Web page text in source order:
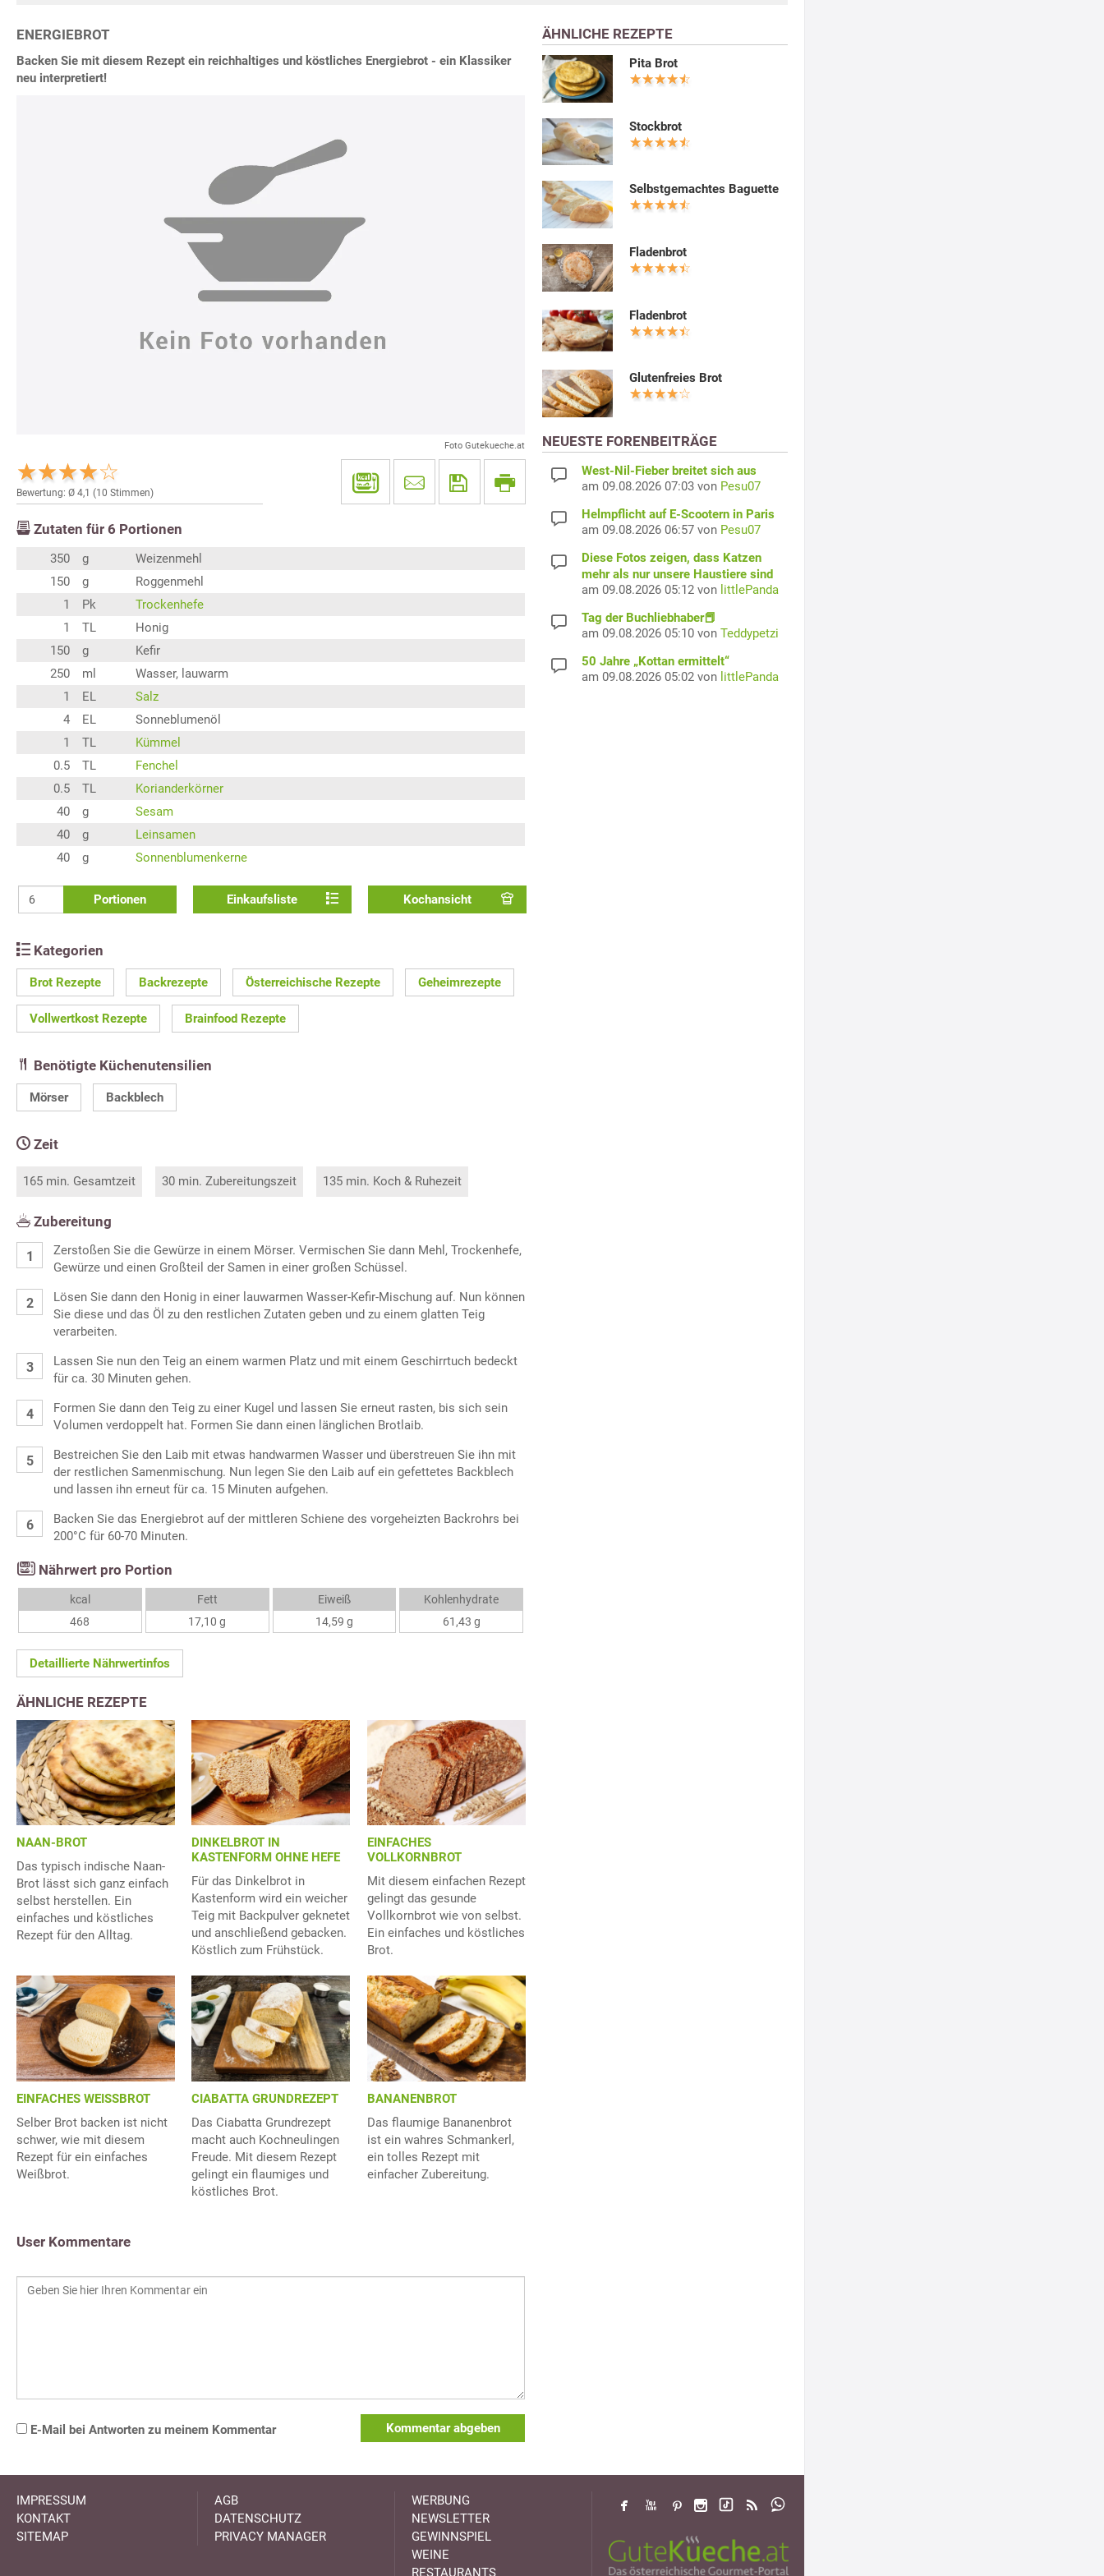
ENERGIEBROT
Backen Sie mit diesem Rezept ein reichhaltiges und köstliches Energiebrot - ein Klassiker
neu interpretiert!
Foto Gutekueche.at
Bewertung: Ø 4,1 (10 Stimmen)
Zutaten für 6 Portionen
350 g
Weizenmehl
150
g
Roggenmehl
1
Pk
Trockenhefe
1
TL
Honig
150
g
Kefir
250
ml
Wasser, lauwarm
1
EL
Salz
4
EL
Sonneblumenöl
1
TL
Kümmel
0.5
TL
Fenchel
0.5
TL
Korianderkörner
40
g
Sesam
40
g
Leinsamen
40
g Sonnenblumenkerne
Portionen Einkaufsliste Kochansicht
Kategorien
Brot Rezepte Backrezepte Österreichische Rezepte Geheimrezepte
Vollwertkost Rezepte Brainfood Rezepte
Benötigte Küchenutensilien
Mörser Backblech
Zeit
165 min. Gesamtzeit 30 min. Zubereitungszeit 135 min. Koch & Ruhezeit
Zubereitung
Zerstoßen Sie die Gewürze in einem Mörser. Vermischen Sie dann Mehl, Trockenhefe,
Gewürze und einen Großteil der Samen in einer großen Schüssel.
Lösen Sie dann den Honig in einer lauwarmen Wasser-Kefir-Mischung auf. Nun können
Sie diese und das Öl zu den restlichen Zutaten geben und zu einem glatten Teig
verarbeiten.
Lassen Sie nun den Teig an einem warmen Platz und mit einem Geschirrtuch bedeckt
für ca. 30 Minuten gehen.
Formen Sie dann den Teig zu einer Kugel und lassen Sie erneut rasten, bis sich sein
Volumen verdoppelt hat. Formen Sie dann einen länglichen Brotlaib.
Bestreichen Sie den Laib mit etwas handwarmen Wasser und überstreuen Sie ihn mit
der restlichen Samenmischung. Nun legen Sie den Laib auf ein gefettetes Backblech
und lassen ihn erneut für ca. 15 Minuten aufgehen.
Backen Sie das Energiebrot auf der mittleren Schiene des vorgeheizten Backrohrs bei
200°C für 60-70 Minuten.
Nährwert pro Portion
kcal
468
Fett
17,10 g
Eiweiß
14,59 g
Kohlenhydrate
61,43 g
Detaillierte Nährwertinfos
ÄHNLICHE REZEPTE
NAAN-BROT
Das typisch indische Naan-
Brot lässt sich ganz einfach
selbst herstellen. Ein
einfaches und köstliches
Rezept für den Alltag.
DINKELBROT IN
KASTENFORM OHNE HEFE
Für das Dinkelbrot in
Kastenform wird ein weicher
Teig mit Backpulver geknetet
und anschließend gebacken.
Köstlich zum Frühstück.
EINFACHES
VOLLKORNBROT
Mit diesem einfachen Rezept
gelingt das gesunde
Vollkornbrot wie von selbst.
Ein einfaches und köstliches
Brot.
EINFACHES WEISSBROT
Selber Brot backen ist nicht
schwer, wie mit diesem
Rezept für ein einfaches
Weißbrot.
CIABATTA GRUNDREZEPT
Das Ciabatta Grundrezept
macht auch Kochneulingen
Freude. Mit diesem Rezept
gelingt ein flaumiges und
köstliches Brot.
BANANENBROT
Das flaumige Bananenbrot
ist ein wahres Schmankerl,
ein tolles Rezept mit
einfacher Zubereitung.
User Kommentare
E-Mail bei Antworten zu meinem Kommentar Kommentar abgeben
ÄHNLICHE REZEPTE
Pita Brot
Stockbrot
Selbstgemachtes Baguette
Fladenbrot
Fladenbrot
Glutenfreies Brot
NEUESTE FORENBEITRÄGE
West-Nil-Fieber breitet sich aus
am 09.08.2026 07:03 von Pesu07
Helmpflicht auf E-Scootern in Paris
am 09.08.2026 06:57 von Pesu07
Diese Fotos zeigen, dass Katzen
mehr als nur unsere Haustiere sind
am 09.08.2026 05:12 von littlePanda
Tag der Buchliebhaber📕
am 09.08.2026 05:10 von Teddypetzi
50 Jahre „Kottan ermittelt“
am 09.08.2026 05:02 von littlePanda
IMPRESSUM
KONTAKT
SITEMAP
AGB
DATENSCHUTZ
PRIVACY MANAGER
WERBUNG
NEWSLETTER
GEWINNSPIEL
WEINE
RESTAURANTS